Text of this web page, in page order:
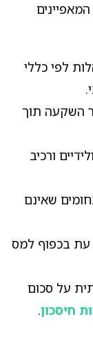
לפי כללי
השקעה תוך
ורכיב
שאינם
בכפוף למס
על סכום
חיסכון.